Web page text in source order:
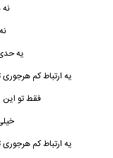
یه
یه ارتباط کم
فقط تو
یه ارتباط کم